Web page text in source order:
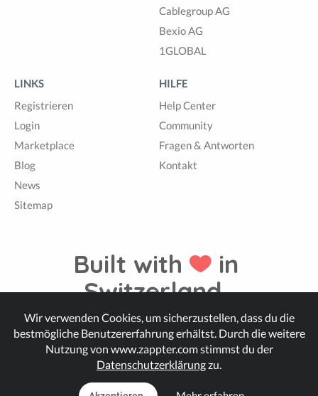
Cablegroup AG
Bexio AG
1GLOBAL
LINKS
Registrieren
Login
Marketplace
Blog
News
Sitemap
HILFE
Help Center
Community
Fragen & Antworten
Kontakt
Built with
in
Switzerland.
© Zappter
Wir verwenden Cookies, um sicherzustellen, dass du die
bestmögliche Benutzererfahrung erhältst. Durch die weitere
Nutzung von www.zappter.com stimmst du der
Datenschutzerklärungzu.